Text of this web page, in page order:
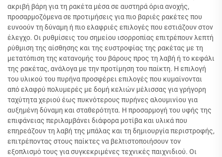
ακριβή βάρη για τη ρακέτα μέσα σε αυστηρά όρια ανοχής,
προσαρμοζόμενα σε προτιμήσεις για πιο βαριές ρακέτες που
ευνοούν τη δύναμη ή πιο ελαφριές επιλογές που εστιάζουν στον
έλεγχο. Οι ρυθμίσεις του σημείου ισορροπίας επιτρέπουν λεπτή
ρύθμιση της αίσθησης και της ευστροφίας της ρακέτας με τη
μετατόπιση της κατανομής του βάρους προς τη λαβή ή το κεφάλι
της ρακέτας, ανάλογα με την προτίμηση του παίκτη. Η επιλογή
του υλικού του πυρήνα προσφέρει επιλογές που κυμαίνονται
από ελαφρύ πολυμερές με δομή κελιών μέλισσας για γρήγορη
ταχύτητα χεριού έως πυκνότερους πυρήνες αλουμινίου για
αυξημένη δύναμη και σταθερότητα. Η προσαρμογή του υφής της
επιφάνειας περιλαμβάνει διάφορα μοτίβα και υλικά που
επηρεάζουν τη λαβή της μπάλας και τη δημιουργία περιστροφής,
επιτρέποντας στους παίκτες να βελτιστοποιήσουν τον
εξοπλισμό τους για συγκεκριμένες τεχνικές παιχνιδιού. Οι